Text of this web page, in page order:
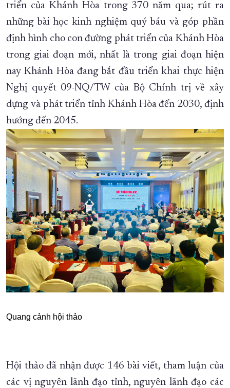
triển của Khánh Hòa trong 370 năm qua; rút ra
những bài học kinh nghiệm quý báu và góp phần
định hình cho con đường phát triển của Khánh Hòa
trong giai đoạn mới, nhất là trong giai đoạn hiện
nay Khánh Hòa đang bắt đầu triển khai thực hiện
Nghị quyết 09-NQ/TW của Bộ Chính trị về xây
dựng và phát triển tỉnh Khánh Hòa đến 2030, định
hướng đến 2045.
Quang cảnh hội thảo
Hội thảo đã nhận được 146 bài viết, tham luận của
các vị nguyên lãnh đạo tỉnh, nguyên lãnh đạo các